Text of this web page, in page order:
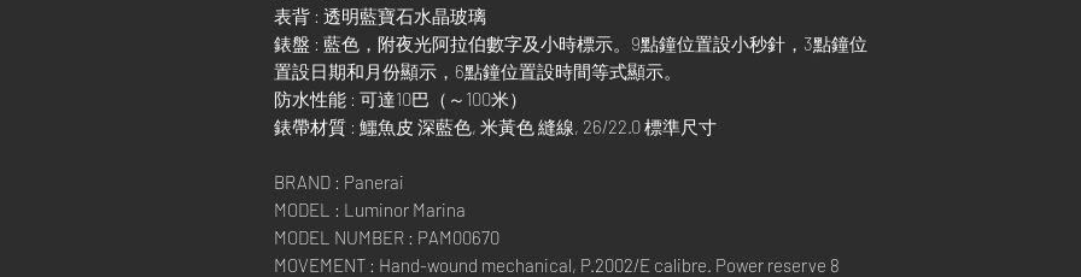
表背 : 透明藍寶石水晶玻璃
錶盤 : 藍色，附夜光阿拉伯數字及小時標示。9點鐘位置設小秒針，3點鐘位
置設日期和月份顯示，6點鐘位置設時間等式顯示。
防水性能 : 可達10巴（～100米）
錶帶材質 : 鱷魚皮 深藍色, 米黃色 縫線, 26/22.0 標準尺寸
BRAND : Panerai
MODEL : Luminor Marina
MODEL NUMBER : PAM00670
MOVEMENT : Hand-wound mechanical, P.2002/E calibre. Power reserve 8